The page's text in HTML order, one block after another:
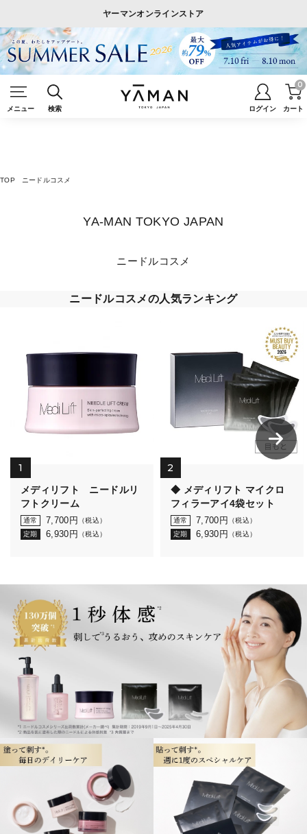
ヤーマンオンラインストア
メニュー 検索 ログイン カート
0
TOP ニードルコスメ
YA-MAN TOKYO JAPAN
ニードルコスメ
ニードルコスメの人気ランキング
1
メディリフト ニードルリ
フトクリーム
通常 7,700 円
（税込）
定期
6,930 円 （税込）
2
◆ メディリフト マイクロ
フィラーアイ4袋セット
通常 7,700 円
（税込）
定期
6,930 円 （税込）